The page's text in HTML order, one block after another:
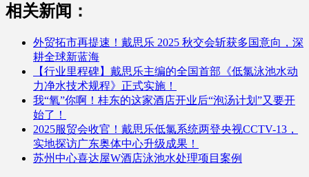
相关新闻：
外贸拓市再提速！戴思乐 2025 秋交会斩获多国意向，深
耕全球新蓝海
【行业里程碑】戴思乐主编的全国首部《低氯泳池水动
力净水技术规程》正式实施！
我“氧”你啊！桂东的这家酒店开业后“泡汤计划”又要开
始了！
2025服贸会收官！戴思乐低氯系统两登央视CCTV-13，
实地探访广东奥体中心升级成果！
苏州中心喜达屋W酒店泳池水处理项目案例